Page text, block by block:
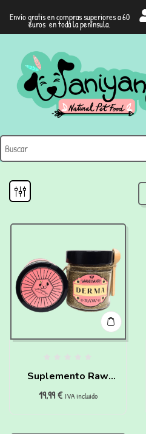
Envío gratis en compras superiores a 60
euros en toda la península.
Suplemento Raw
Derma para perros
19,99€ IVA incluido